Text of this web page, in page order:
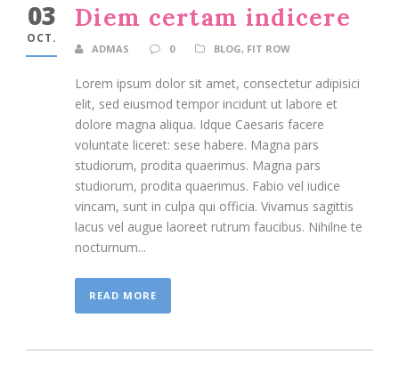
03
OCT.
Diem certam indicere
ADMAS 0 BLOG, FIT ROW
Lorem ipsum dolor sit amet, consectetur adipisici
elit, sed eiusmod tempor incidunt ut labore et
dolore magna aliqua. Idque Caesaris facere
voluntate liceret: sese habere. Magna pars
studiorum, prodita quaerimus. Magna pars
studiorum, prodita quaerimus. Fabio vel iudice
vincam, sunt in culpa qui officia. Vivamus sagittis
lacus vel augue laoreet rutrum faucibus. Nihilne te
nocturnum...
READ MORE